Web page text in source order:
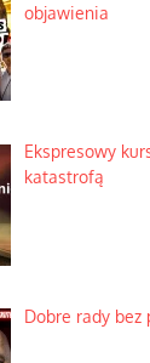
objawienia
Ekspresowy
katastrofą
Dobre rady bez